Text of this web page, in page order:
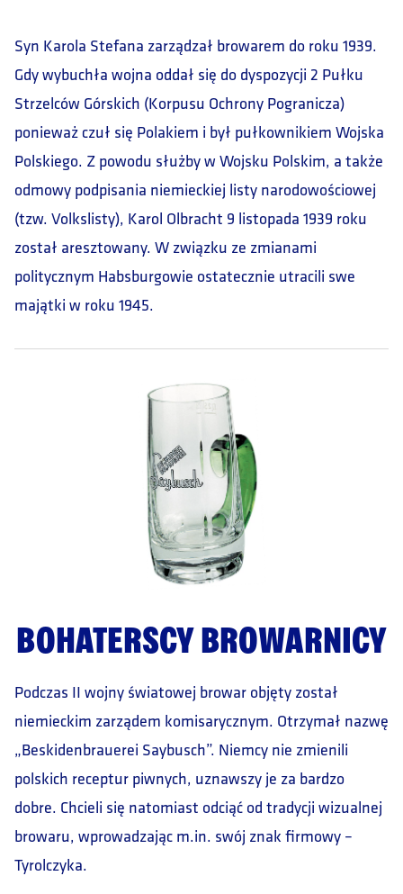
Syn Karola Stefana zarządzał browarem do roku 1939.
Gdy wybuchła wojna oddał się do dyspozycji 2 Pułku
Strzelców Górskich (Korpusu Ochrony Pogranicza)
ponieważ czuł się Polakiem i był pułkownikiem Wojska
Polskiego. Z powodu służby w Wojsku Polskim, a także
odmowy podpisania niemieckiej listy narodowościowej
(tzw. Volkslisty), Karol Olbracht 9 listopada 1939 roku
został aresztowany. W związku ze zmianami
politycznym Habsburgowie ostatecznie utracili swe
majątki w roku 1945.
BOHATERSCY BROWARNICY
Podczas II wojny światowej browar objęty został
niemieckim zarządem komisarycznym. Otrzymał nazwę
„Beskidenbrauerei Saybusch”. Niemcy nie zmienili
polskich receptur piwnych, uznawszy je za bardzo
dobre. Chcieli się natomiast odciąć od tradycji wizualnej
browaru, wprowadzając m.in. swój znak firmowy –
Tyrolczyka.